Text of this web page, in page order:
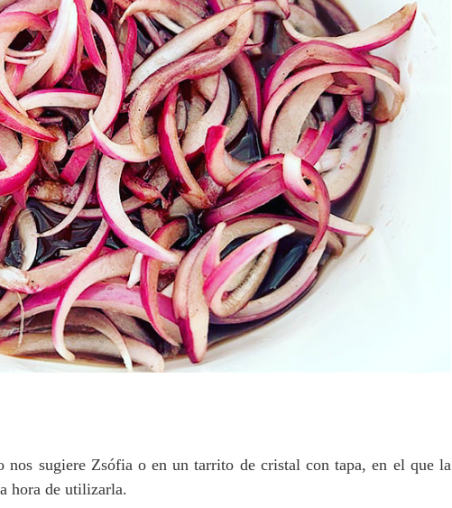
nos sugiere Zsófia o en un tarrito de cristal con tapa, en el que la
hora de utilizarla.